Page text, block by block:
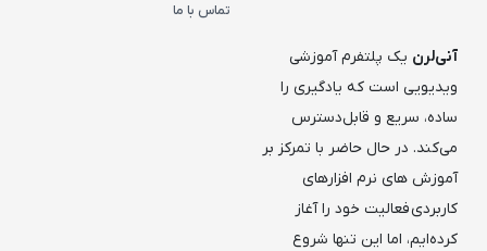
تماس با ما
آنی‌لرن یک پلتفرم آموزشی
ویدیویی است که یادگیری را
ساده، سریع و قابل‌دسترس
می‌کند. در حال حاضر با تمرکز بر
آموزش های نرم افزارهای
کاربردی فعالیت خود را آغاز
کرده‌ایم، اما این تنها شروع